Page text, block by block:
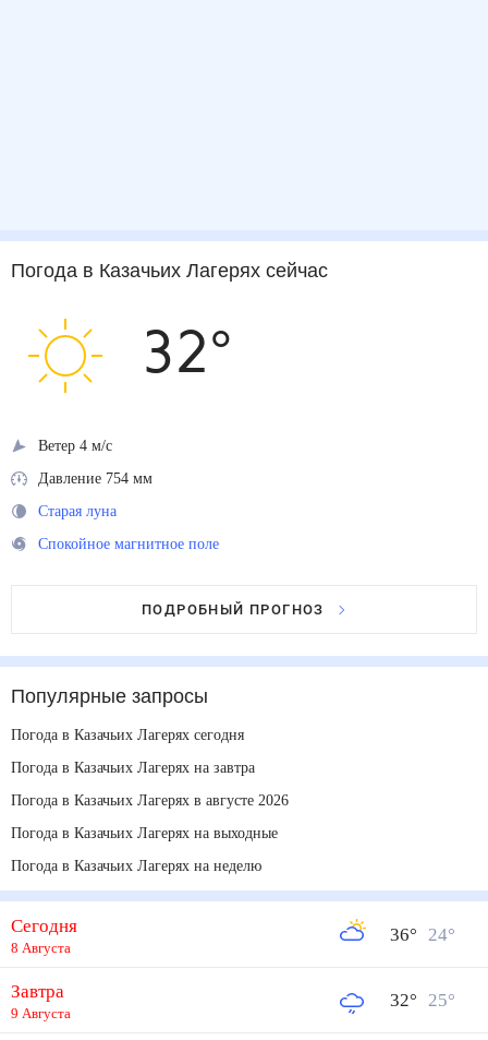
Погода в Казачьих Лагерях сейчас
32°
Ветер 4 м/с
Давление 754 мм
Старая луна
Спокойное магнитное поле
ПОДРОБНЫЙ ПРОГНОЗ
Популярные запросы
Погода в Казачьих Лагерях сегодня
Погода в Казачьих Лагерях на завтра
Погода в Казачьих Лагерях в августе 2026
Погода в Казачьих Лагерях на выходные
Погода в Казачьих Лагерях на неделю
Сегодня
8 Августа
36° 24°
Завтра
9 Августа
32° 25°